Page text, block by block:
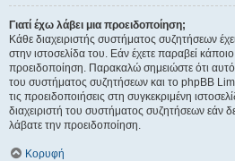
Γιατί έχω λάβει μια προειδοποίηση;
Κάθε διαχειριστής συστήματος συζητήσεων
στην ιστοσελίδα του. Εάν έχετε παραβεί
προειδοποίηση. Παρακαλώ σημειώστε ότι αυτό
του συστήματος συζητήσεων και το phpBB
τις προειδοποιήσεις στη συγκεκριμένη
διαχειριστή του συστήματος συζητήσεων εάν
λάβατε την προειδοποίηση.
Κορυφή